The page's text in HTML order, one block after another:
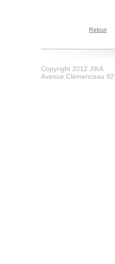
Retour
Copyright 2012 JIKA
Avenue Clémenceau